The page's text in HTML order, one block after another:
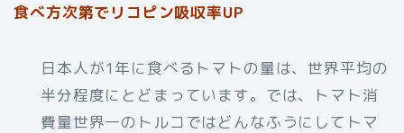
食べ方次第でリコピン吸収率UP
日本人が1年に食べるトマトの量は、世界平均の
半分程度にとどまっています。では、トマト消
費量世界一のトルコではどんなふうにしてトマ